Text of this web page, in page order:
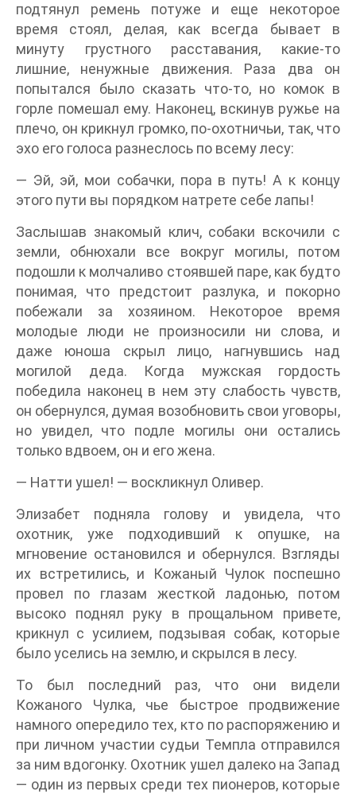
подтянул ремень потуже и еще некоторое
время стоял, делая, как всегда бывает в
минуту грустного расставания, какие-то
лишние, ненужные движения. Раза два он
попытался было сказать что-то, но комок в
горле помешал ему. Наконец, вскинув ружье на
плечо, он крикнул громко, по-охотничьи, так, что
эхо его голоса разнеслось по всему лесу:
— Эй, эй, мои собачки, пора в путь! А к концу
этого пути вы порядком натрете себе лапы!
Заслышав знакомый клич, собаки вскочили с
земли, обнюхали все вокруг могилы, потом
подошли к молчаливо стоявшей паре, как будто
понимая, что предстоит разлука, и покорно
побежали за хозяином. Некоторое время
молодые люди не произносили ни слова, и
даже юноша скрыл лицо, нагнувшись над
могилой деда. Когда мужская гордость
победила наконец в нем эту слабость чувств,
он обернулся, думая возобновить свои уговоры,
но увидел, что подле могилы они остались
только вдвоем, он и его жена.
— Натти ушел! — воскликнул Оливер.
Элизабет подняла голову и увидела, что
охотник, уже подходивший к опушке, на
мгновение остановился и обернулся. Взгляды
их встретились, и Кожаный Чулок поспешно
провел по глазам жесткой ладонью, потом
высоко поднял руку в прощальном привете,
крикнул с усилием, подзывая собак, которые
было уселись на землю, и скрылся в лесу.
То был последний раз, что они видели
Кожаного Чулка, чье быстрое продвижение
намного опередило тех, кто по распоряжению и
при личном участии судьи Темпла отправился
за ним вдогонку. Охотник ушел далеко на Запад
— один из первых среди тех пионеров, которые